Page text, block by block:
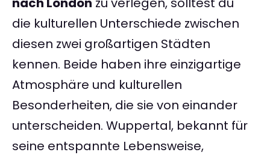
die kulturellen Unterschiede zwischen
diesen zwei großartigen Städten
kennen. Beide haben ihre einzigartige
Atmosphäre und kulturellen
Besonderheiten, die sie von einander
unterscheiden. Wuppertal, bekannt für
seine entspannte Lebensweise,